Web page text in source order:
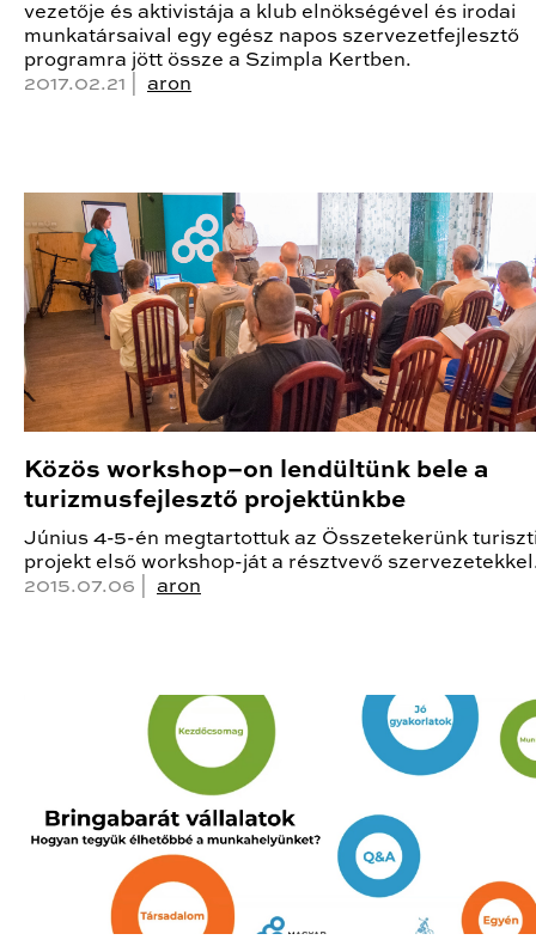
vezetője és aktivistája a klub elnökségével és irodai
munkatársaival egy egész napos szervezetfejlesztő
programra jött össze a Szimpla Kertben.
2017.02.21 | aron
Közös workshop–on lendültünk bele a
turizmusfejlesztő projektünkbe
Június 4-5-én megtartottuk az Összetekerünk
projekt első workshop-ját a résztvevő
2015.07.06 | aron